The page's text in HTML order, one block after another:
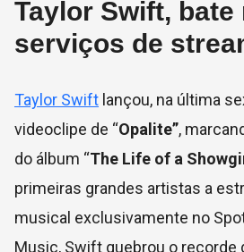
Taylor Swift,
serviços de
Taylor Swift lançou, na última
videoclipe de “Opalite”,
do álbum “The Life of a
primeiras grandes artistas a
musical exclusivamente no
Music, Swift quebrou o recorde